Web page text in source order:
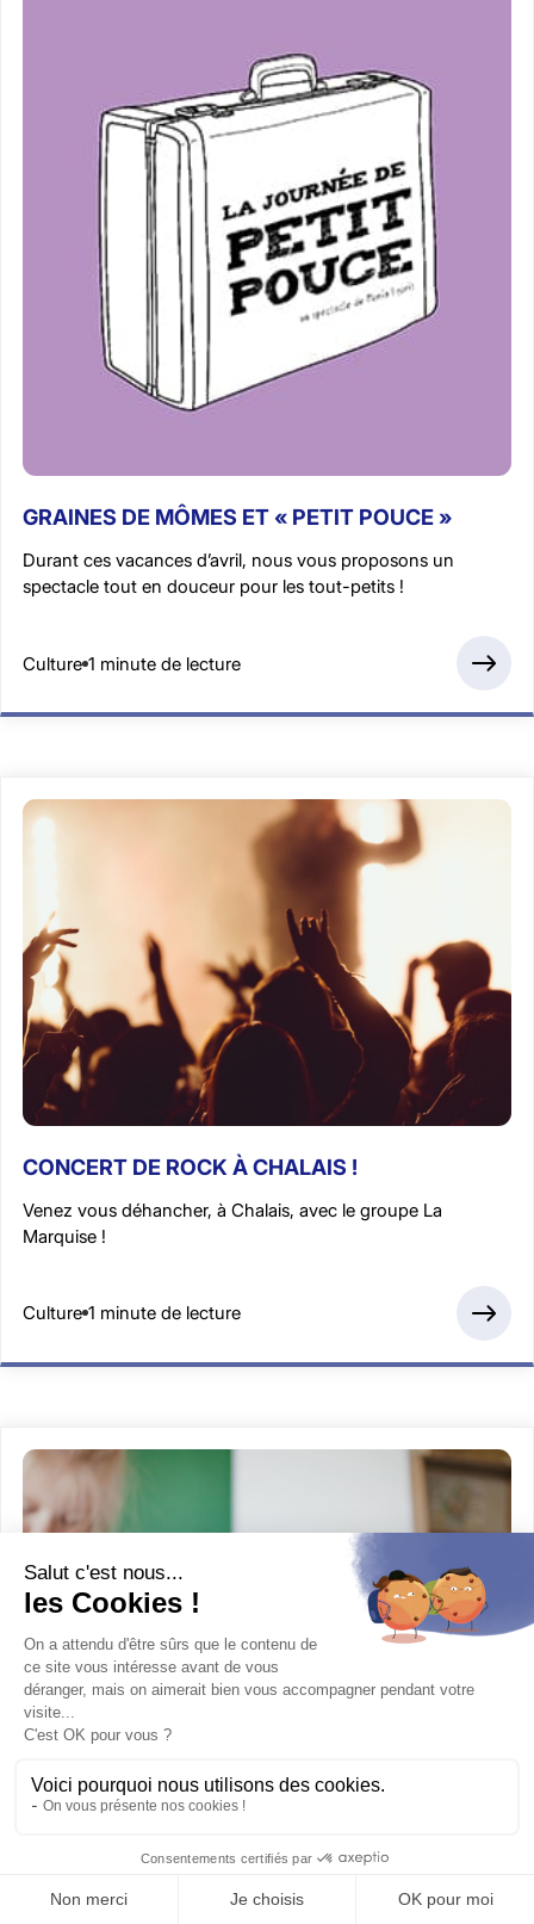
GRAINES DE MÔMES ET « PETIT POUCE »
Durant ces vacances d’avril, nous vous proposons un
spectacle tout en douceur pour les tout-petits !
Culture 1 minute de lecture
CONCERT DE ROCK À CHALAIS !
Venez vous déhancher, à Chalais, avec le groupe La
Marquise !
Culture 1 minute de lecture
PORTES OUVERTES – ÉCOLE DES COULEURS
Venez découvrir l’école des couleurs, à Chalais !